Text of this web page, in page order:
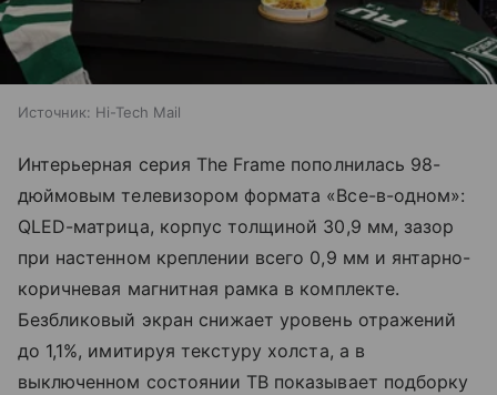
Источник: Hi-Tech Mail
Интерьерная серия The Frame пополнилась 98-
дюймовым телевизором формата «Все-в-одном»:
QLED-матрица, корпус толщиной 30,9 мм, зазор
при настенном креплении всего 0,9 мм и янтарно-
коричневая магнитная рамка в комплекте.
Безбликовый экран снижает уровень отражений
до 1,1%, имитируя текстуру холста, а в
выключенном состоянии ТВ показывает подборку